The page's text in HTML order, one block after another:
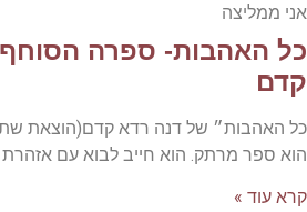
אני ממליצה
כל האהבות- ספרה
קדם
כל האהבות״ של דנה רדא קדם(הוצאת
הוא ספר מרתק. הוא חייב לבוא עם
קרא עוד »